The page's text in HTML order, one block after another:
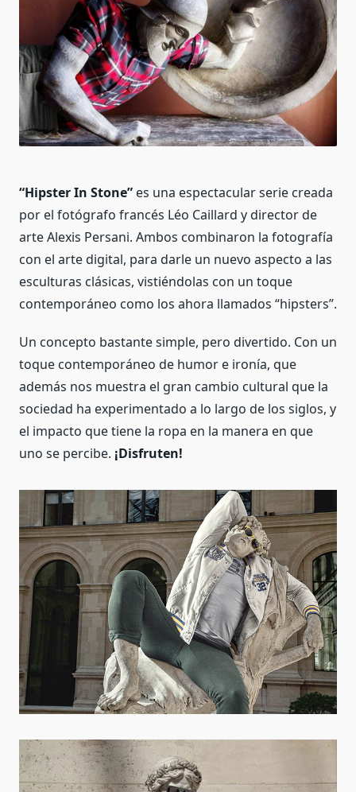
“Hipster In Stone” es una espectacular serie creada
por el fotógrafo francés Léo Caillard y director de
arte Alexis Persani. Ambos combinaron la fotografía
con el arte digital, para darle un nuevo aspecto a las
esculturas clásicas, vistiéndolas con un toque
contemporáneo como los ahora llamados “hipsters”.
Un concepto bastante simple, pero divertido. Con un
toque contemporáneo de humor e ironía, que
además nos muestra el gran cambio cultural que la
sociedad ha experimentado a lo largo de los siglos, y
el impacto que tiene la ropa en la manera en que
uno se percibe. ¡Disfruten!